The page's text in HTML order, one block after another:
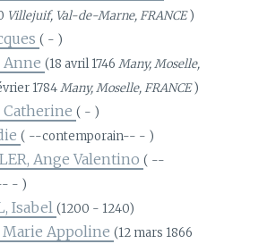
Villejuif, Val-de-Marne, FRANCE)
( - )
Anne(18 avril 1746Many, Moselle,
1784Many, Moselle, FRANCE)
Catherine( - )
( --contemporain-- - )
Ange Valentino( --
- )
Isabel(1200 - 1240)
Marie Appoline(12 mars 1866